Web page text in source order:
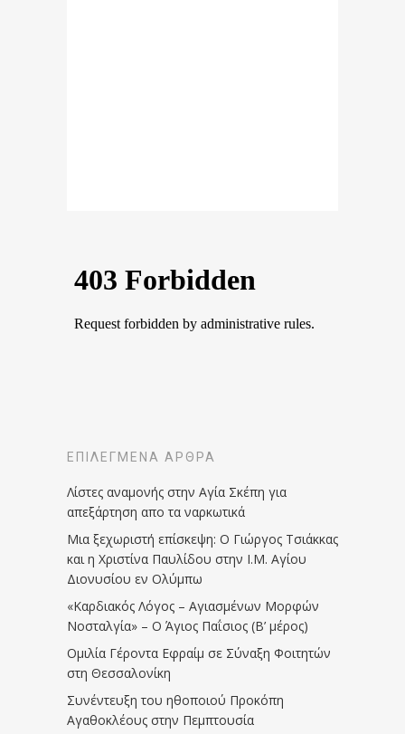
ΕΠΙΛΕΓΜΈΝΑ ΆΡΘΡΑ
Λίστες αναμονής στην Αγία Σκέπη για
απεξάρτηση απο τα ναρκωτικά
Μια ξεχωριστή επίσκεψη: Ο Γιώργος Τσιάκκας
και η Χριστίνα Παυλίδου στην Ι.Μ. Αγίου
Διονυσίου εν Ολύμπω
«Καρδιακός Λόγος – Αγιασμένων Μορφών
Νοσταλγία» – Ο Άγιος Παΐσιος (Β’ μέρος)
Ομιλία Γέροντα Εφραίμ σε Σύναξη Φοιτητών
στη Θεσσαλονίκη
Συνέντευξη του ηθοποιού Προκόπη
Αγαθοκλέους στην Πεμπτουσία